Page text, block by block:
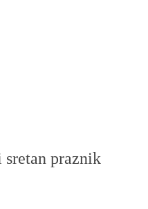
sretan praznik